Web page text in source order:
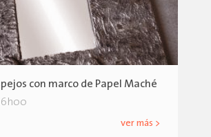
con marco de Papel Maché
ver más >